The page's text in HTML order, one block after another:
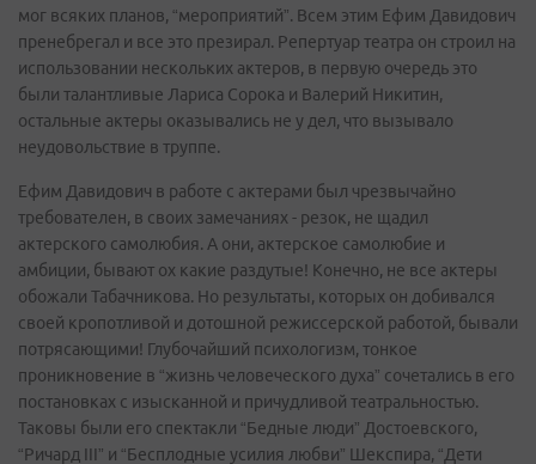
мог всяких планов, “мероприятий”. Всем этим Ефим Давидович
пренебрегал и все это презирал. Репертуар театра он строил на
использовании нескольких актеров, в первую очередь это
были талантливые Лариса Сорока и Валерий Никитин,
остальные актеры оказывались не у дел, что вызывало
неудовольствие в труппе.
Ефим Давидович в работе с актерами был чрезвычайно
требователен, в своих замечаниях - резок, не щадил
актерского самолюбия. А они, актерское самолюбие и
амбиции, бывают ох какие раздутые! Конечно, не все актеры
обожали Табачникова. Но результаты, которых он добивался
своей кропотливой и дотошной режиссерской работой, бывали
потрясающими! Глубочайший психологизм, тонкое
проникновение в “жизнь человеческого духа” сочетались в его
постановках с изысканной и причудливой театральностью.
Таковы были его спектакли “Бедные люди” Достоевского,
“Ричард III” и “Бесплодные усилия любви” Шекспира, “Дети